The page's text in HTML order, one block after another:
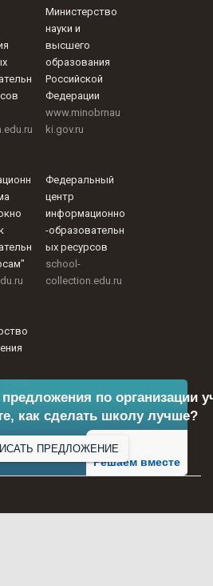
Министерство
науки и
высшего
образования
Российской
Федерации
www.minobrnau
ki.gov.ru
Федеральный
центр
информационно
-образовательн
ых ресурсов
school-
collection.edu.ru
Решаем вместе
предложения по организации
как сделать школу лучше?
ПРЕДЛОЖЕНИЕ